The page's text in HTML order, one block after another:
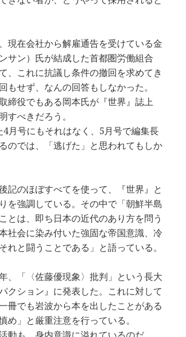
現在会社から解雇通告を受けている金
サン）氏が結成した首都圏労働組合
、これに抗議し条件の撤回を求めてき
もせず、なんの回答もしなかった。
締役でもある岡本氏が『世界』誌上
すべきだろう。
4月号にもそれはなく、5月号で編集長
のでは、「逃げた」と思われてもしか
記のほぼすべてを使って、『世界』と
を強調している。その中で「朝鮮半島
とは、即ち日本の近代のあり方を問う
社会に染み付いた強固な帝国意識、冷
れと闘うことである」と語っている。
、「〈佐藤優現象〉批判」という長大
クション』に発表した。これに対して
冊でも岩波から本を出したことがある
め」と厳重注意を行っている。